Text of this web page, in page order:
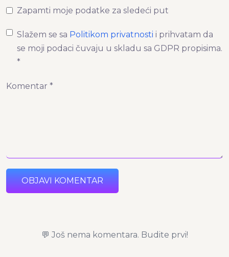
Zapamti moje podatke za sledeći put
Slažem se sa Politikom privatnosti i prihvatam da
se moji podaci čuvaju u skladu sa GDPR propisima.
*
Komentar *
OBJAVI KOMENTAR
💬 Još nema komentara. Budite prvi!